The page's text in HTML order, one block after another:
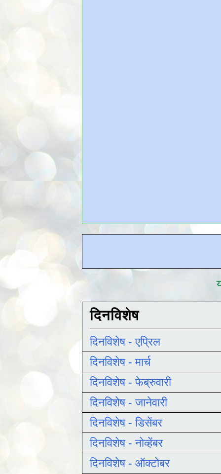
दिनविशेष
दिनविशेष - एप्रिल
दिनविशेष - मार्च
दिनविशेष - फेब्रुवारी
दिनविशेष - जानेवारी
दिनविशेष - डिसेंबर
दिनविशेष - नोव्हेंबर
दिनविशेष - ऑक्टोबर